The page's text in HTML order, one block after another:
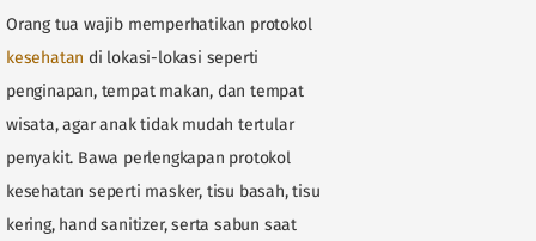
Orang tua wajib memperhatikan protokol
kesehatan di lokasi-lokasi seperti
penginapan, tempat makan, dan tempat
wisata, agar anak tidak mudah tertular
penyakit. Bawa perlengkapan protokol
kesehatan seperti masker, tisu basah, tisu
kering, hand sanitizer, serta sabun saat